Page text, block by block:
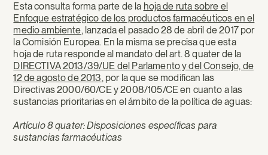
Esta consulta forma parte de la hoja de ruta sobre el
Enfoque estratégico de los productos farmacéuticos en el
medio ambiente, lanzada el pasado 28 de abril de 2017 por
la Comisión Europea. En la misma se precisa que esta
hoja de ruta responde al mandato del art. 8 quater de la
DIRECTIVA 2013/39/UE del Parlamento y del Consejo, de
12 de agosto de 2013, por la que se modifican las
Directivas 2000/60/CE y 2008/105/CE en cuanto a las
sustancias prioritarias en el ámbito de la política de aguas:
Artículo 8 quater: Disposiciones específicas para
sustancias farmacéuticas